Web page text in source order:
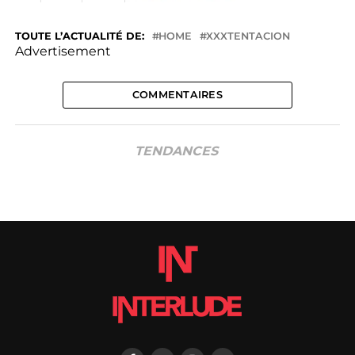
TOUTE L’ACTUALITÉ DE: HOME XXXTENTACION
Advertisement
COMMENTAIRES
TENDANCES